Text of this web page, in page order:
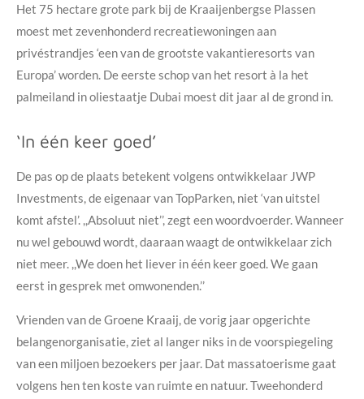
Het 75 hectare grote park bij de Kraaijenbergse Plassen
moest met zevenhonderd recreatiewoningen aan
privéstrandjes ‘een van de grootste vakantieresorts van
Europa’ worden. De eerste schop van het resort à la het
palmeiland in oliestaatje Dubai moest dit jaar al de grond in.
‘In één keer goed’
De pas op de plaats betekent volgens ontwikkelaar JWP
Investments, de eigenaar van TopParken, niet ‘van uitstel
komt afstel’. ,,Absoluut niet’’, zegt een woordvoerder. Wanneer
nu wel gebouwd wordt, daaraan waagt de ontwikkelaar zich
niet meer. ,,We doen het liever in één keer goed. We gaan
eerst in gesprek met omwonenden.’’
Vrienden van de Groene Kraaij, de vorig jaar opgerichte
belangenorganisatie, ziet al langer niks in de voorspiegeling
van een miljoen bezoekers per jaar. Dat massatoerisme gaat
volgens hen ten koste van ruimte en natuur. Tweehonderd